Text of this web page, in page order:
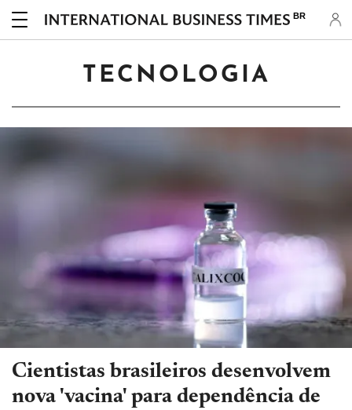
BR
TECNOLOGIA
Cientistas brasileiros desenvolvem
nova 'vacina' para dependência de